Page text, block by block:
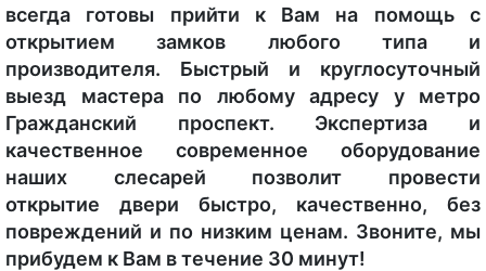
всегда готовы прийти к Вам на помощь с
открытием замков любого типа и
производителя. Быстрый и круглосуточный
выезд мастера по любому адресу у метро
Гражданский проспект. Экспертиза и
качественное современное оборудование
наших слесарей позволит провести
открытие двери быстро, качественно, без
повреждений и по низким ценам. Звоните, мы
прибудем к Вам в течение 30 минут!